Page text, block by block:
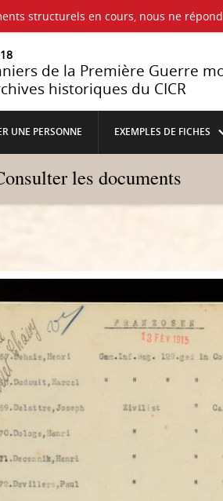
structurels en cours, nous ne
de la Première Guerre
historiques du CICR
UNE PERSONNE EXEMPLES DE FICHES
les documents